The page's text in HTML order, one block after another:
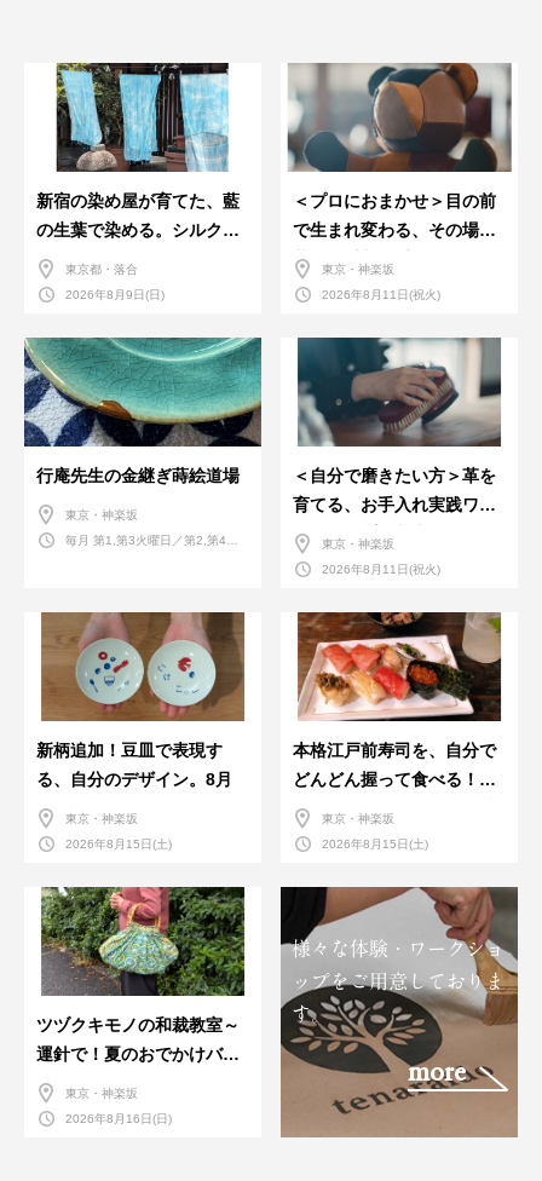
新宿の染め屋が育てた、藍
の生葉で染める。シルクの
ストール
東京都・落合
2026年8月9日(日)
＜プロにおまかせ＞目の前
で生まれ変わる、その場で
革のお手入れ受付会。
東京・神楽坂
2026年8月11日(祝火)
行庵先生の金継ぎ蒔絵道場
東京・神楽坂
毎月 第1,第3火曜日／第2,第4火
＜自分で磨きたい方＞革を
育てる、お手入れ実践ワー
クショップ。基本編！
東京・神楽坂
2026年8月11日(祝火)
新柄追加！豆皿で表現す
る、自分のデザイン。8月
東京・神楽坂
2026年8月15日(土)
本格江戸前寿司を、自分で
どんどん握って食べる！職
人さんに教わる＜握りの練
習会＞８月
東京・神楽坂
2026年8月15日(土)
ツヅクキモノの和裁教室～
運針で！夏のおでかけバン
ダナバッグづくり～
東京・神楽坂
2026年8月16日(日)
様々な体験・ワークショ
ップをご用意しておりま
す。
more